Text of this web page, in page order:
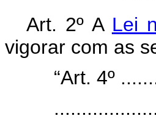
Art. 2º A Lei
vigorar com as
“Art. 4º